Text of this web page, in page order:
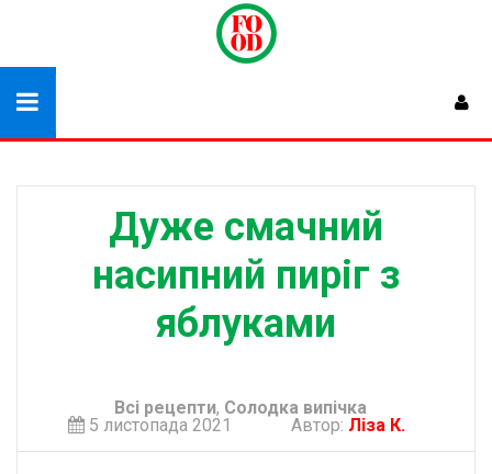
Дуже смачний
насипний пиріг з
яблуками
Всі рецепти, Солодка випічка
5 листопада 2021
Автор: Ліза К.